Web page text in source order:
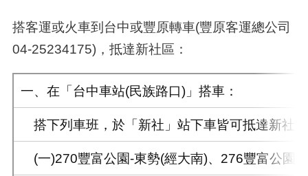
搭客運或火車到台中或豐原轉車(豐原客運總公司
04-25234175)，抵達新社區：
一、在「台中車站(民族路口)」搭車：
搭下列車班，於「新社」站下車皆可抵達新社(
(一)270豐富公園-東勢(經大南)、276豐富公園-